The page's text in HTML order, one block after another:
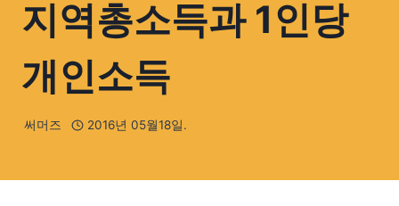
지역총소득과 1인당
개인소득
써머즈 2016년 05월18일.